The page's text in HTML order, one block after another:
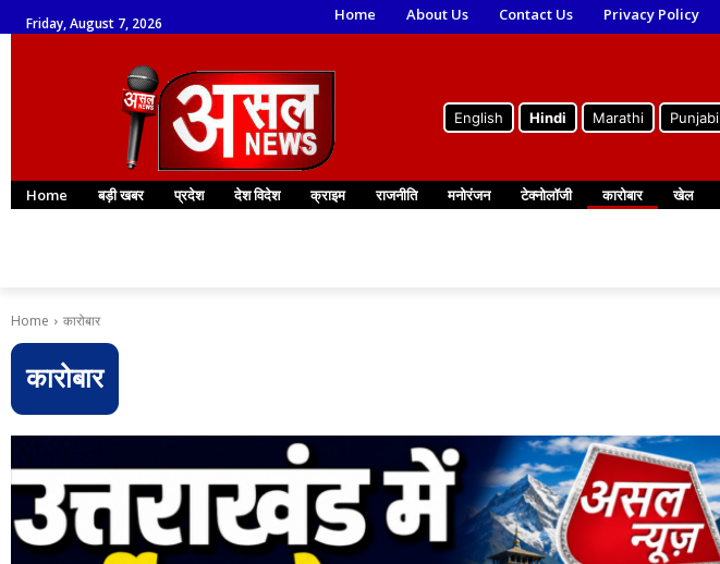
Friday, August 7, 2026 Home About Us Contact Us Privacy Policy
English Hindi Marathi Punjabi
Home बड़ी खबर प्रदेश देश विदेश क्राइम राजनीति मनोरंजन टेक्नोलॉजी कारोबार खेल
Home कारोबार
कारोबार